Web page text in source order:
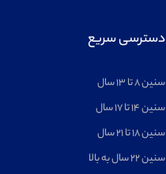
دسترسی سریع
سنین ۸ تا ۱۳ سال
سنین ۱۴ تا ۱۷ سال
سنین ۱۸ تا ۲۱ سال
سنین ۲۲ سال به بالا